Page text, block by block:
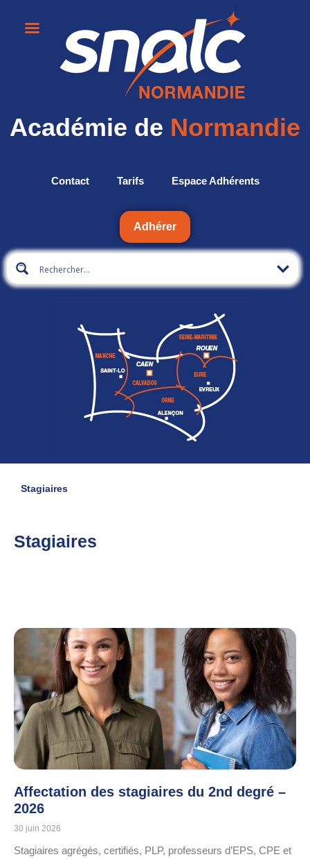
Académie de Normandie
Contact Tarifs Espace Adhérents
Adhérer
Stagiaires
Stagiaires
Affectation des stagiaires du 2nd degré –
2026
30 juin 2026
Stagiaires agrégés, certifiés, PLP, professeurs d’EPS, CPE et